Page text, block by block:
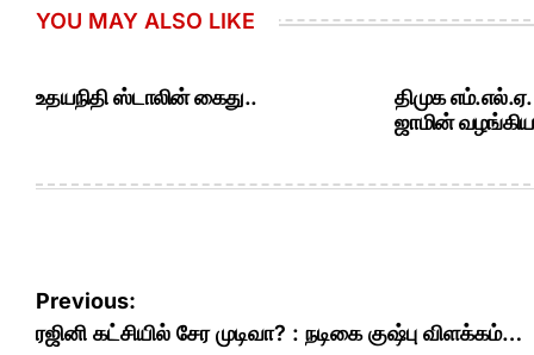
YOU MAY ALSO LIKE
உதயநிதி ஸ்டாலின் கைது..
திமுக
ஜாமின்
Post
navigation
Previous:
ரஜினி கட்சியில் சேர முடிவா? : நடிகை குஷ்பு விளக்கம்…